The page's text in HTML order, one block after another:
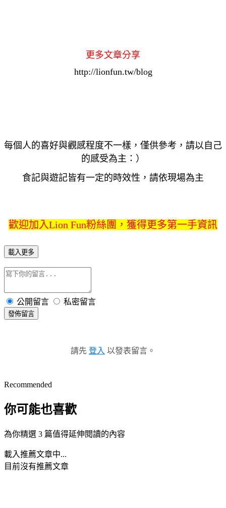
更多文章分享
http://lionfun.tw/blog
每個人的喜好與觀感程度不一樣，僅供參考，請以自己
的感受為主：）
食記與遊記皆有一定的時效性，請依現場為主
歡迎加入Lion Fun粉絲團，獲得更多第一手資訊
載入更多
公開留言 私密留言
發佈留言
請先 登入 以發表留言。
Recommended
你可能也喜歡
為你精選 3 篇值得延伸閱讀的內容
載入推薦文章中...
目前沒有推薦文章